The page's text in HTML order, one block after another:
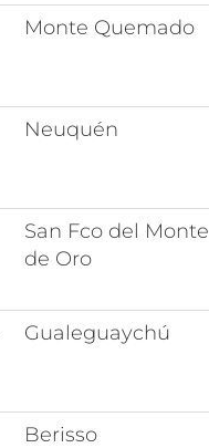
Monte Quemado
Neuquén
San Fco del Monte
de Oro
Gualeguaychú
Berisso